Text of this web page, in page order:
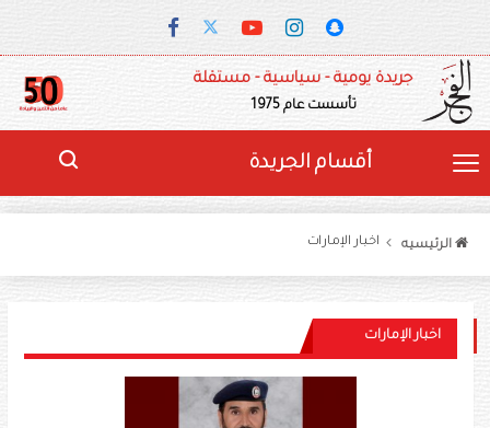
جريدة يومية - سياسية - مستقلة
تأسست عام 1975
أقسام الجريدة
الرئيسيه اخبار الإمارات
اخبار الإمارات